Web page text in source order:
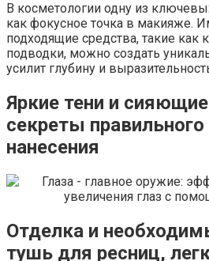
В косметологии одну из
как фокусное точка в макияже.
подходящие средства, такие как
подводки, можно создать
усилит глубину и
Яркие тени и
секреты
нанесения
Отделка и
тушь для ресниц,